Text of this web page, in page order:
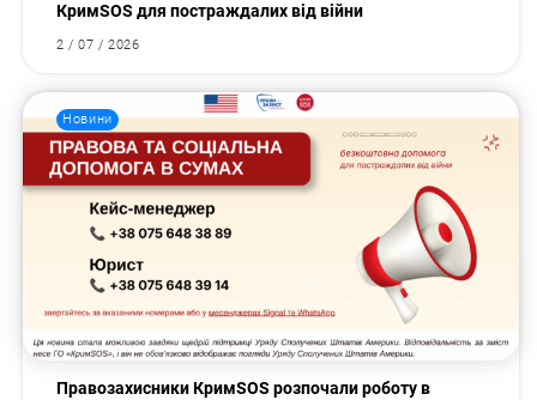
КримSOS для постраждалих від війни
2 / 07 / 2026
Новини
Правозахисники КримSOS розпочали роботу в